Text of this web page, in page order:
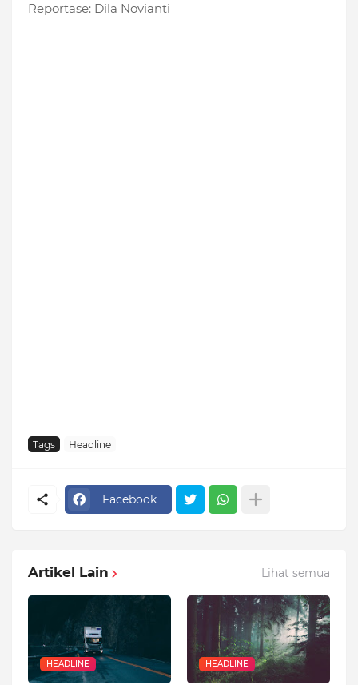
Reportase: Dila Novianti
Tags Headline
Facebook
Artikel Lain Lihat semua
HEADLINE HEADLINE